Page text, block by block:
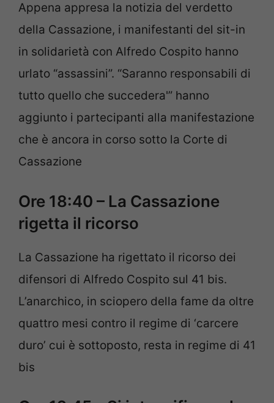
Appena appresa la notizia del verdetto
della Cassazione, i manifestanti del sit-in
in solidarietà con Alfredo Cospito hanno
urlato “assassini”. “Saranno responsabili di
tutto quello che succedera'” hanno
aggiunto i partecipanti alla manifestazione
che è ancora in corso sotto la Corte di
Cassazione
Ore 18:40 – La Cassazione
rigetta il ricorso
La Cassazione ha rigettato il ricorso dei
difensori di Alfredo Cospito sul 41 bis.
L’anarchico, in sciopero della fame da oltre
quattro mesi contro il regime di ‘carcere
duro’ cui è sottoposto, resta in regime di 41
bis